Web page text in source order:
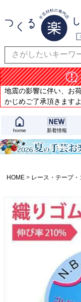
地震の影響に伴い、お
かじめご了承頂きます
home 新着情報
HOME レース・テープ